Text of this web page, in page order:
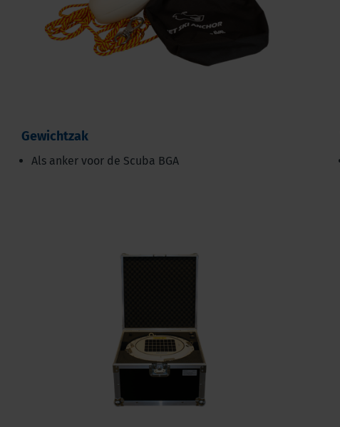
Gewichtzak
Als anker voor de Scuba BGA